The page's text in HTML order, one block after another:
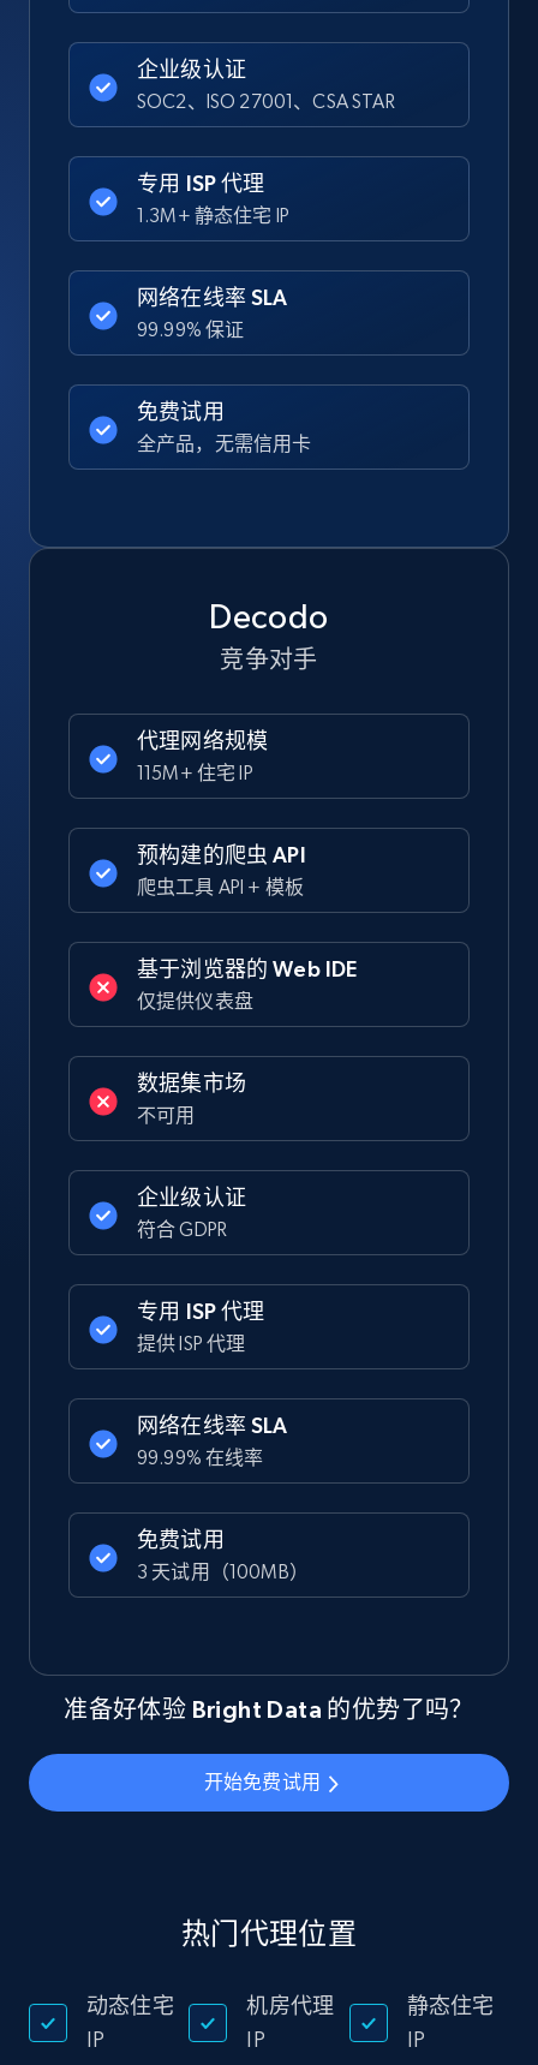
企业级认证
SOC2、ISO 27001、CSA STAR
专用 ISP 代理
1.3M+ 静态住宅 IP
网络在线率 SLA
99.99% 保证
免费试用
全产品，无需信用卡
Decodo
竞争对手
代理网络规模
115M+ 住宅 IP
预构建的爬虫 API
爬虫工具 API + 模板
基于浏览器的 Web IDE
仅提供仪表盘
数据集市场
不可用
企业级认证
符合 GDPR
专用 ISP 代理
提供 ISP 代理
网络在线率 SLA
99.99% 在线率
免费试用
3 天试用（100MB）
准备好体验 Bright Data 的优势了吗？
开始免费试用
热门代理位置
动态住宅
IP
机房代理
IP
静态住宅
IP